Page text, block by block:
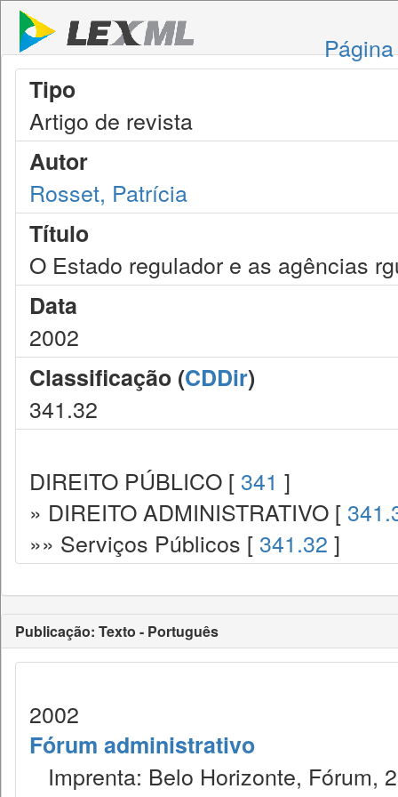
Tipo
Artigo de revista
Autor
Rosset, Patrícia
Título
O Estado regulador e as agências
Data
2002
Classificação (CDDir)
341.32
DIREITO PÚBLICO [ 341 ]
» DIREITO ADMINISTRATIVO [
»» Serviços Públicos [ 341.32 ]
Publicação: Texto - Português
2002
Fórum administrativo
Imprenta: Belo Horizonte, Fórum,